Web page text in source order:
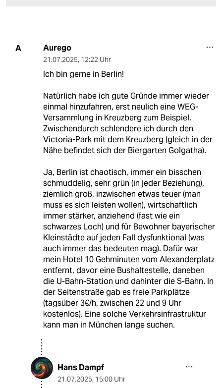
A Aurego
21.07.2025, 12:22 Uhr
Ich bin gerne in Berlin!
Natürlich habe ich gute Gründe immer wieder
einmal hinzufahren, erst neulich eine WEG-
Versammlung in Kreuzberg zum Beispiel.
Zwischendurch schlendere ich durch den
Victoria-Park mit dem Kreuzberg (gleich in der
Nähe befindet sich der Biergarten Golgatha).
Ja, Berlin ist chaotisch, immer ein bisschen
schmuddelig, sehr grün (in jeder Beziehung),
ziemlich groß, inzwischen etwas teuer (man
muss es sich leisten wollen), wirtschaftlich
immer stärker, anziehend (fast wie ein
schwarzes Loch) und für Bewohner bayerischer
Kleinstädte auf jeden Fall dysfunktional (was
auch immer das bedeuten mag). Dafür war
mein Hotel 10 Gehminuten vom Alexanderplatz
entfernt, davor eine Bushaltestelle, daneben
die U-Bahn-Station und dahinter die S-Bahn. In
der Seitenstraße gab es freie Parkplätze
(tagsüber 3€/h, zwischen 22 und 9 Uhr
kostenlos). Eine solche Verkehrsinfrastruktur
kann man in München lange suchen.
Hans Dampf
21.07.2025, 15:00 Uhr